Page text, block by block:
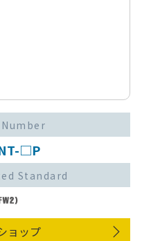
□P
Standard
ョップ